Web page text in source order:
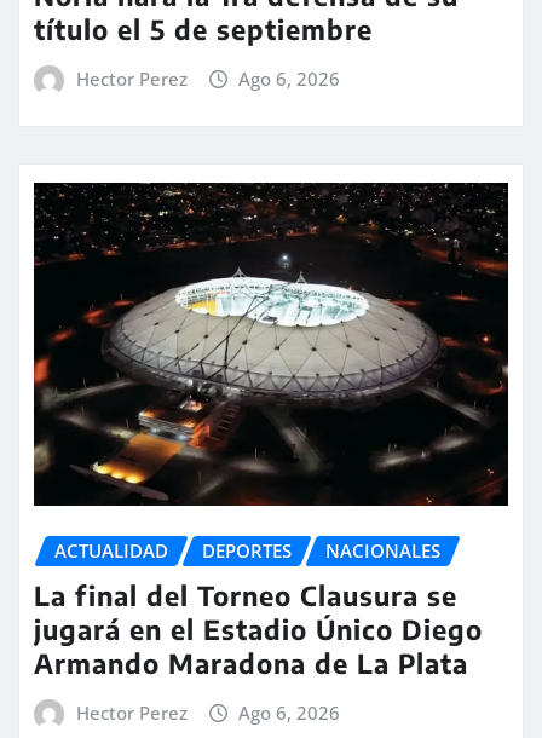
título el 5 de septiembre
Hector Perez Ago 6, 2026
ACTUALIDAD DEPORTES NACIONALES
La final del Torneo Clausura se
jugará en el Estadio Único Diego
Armando Maradona de La Plata
Hector Perez Ago 6, 2026